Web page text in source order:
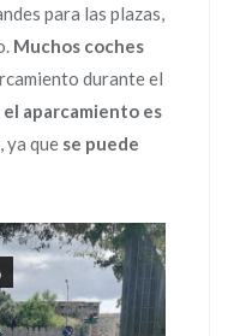
para las plazas,
Muchos coches
durante el
aparcamiento es
, ya que se puede